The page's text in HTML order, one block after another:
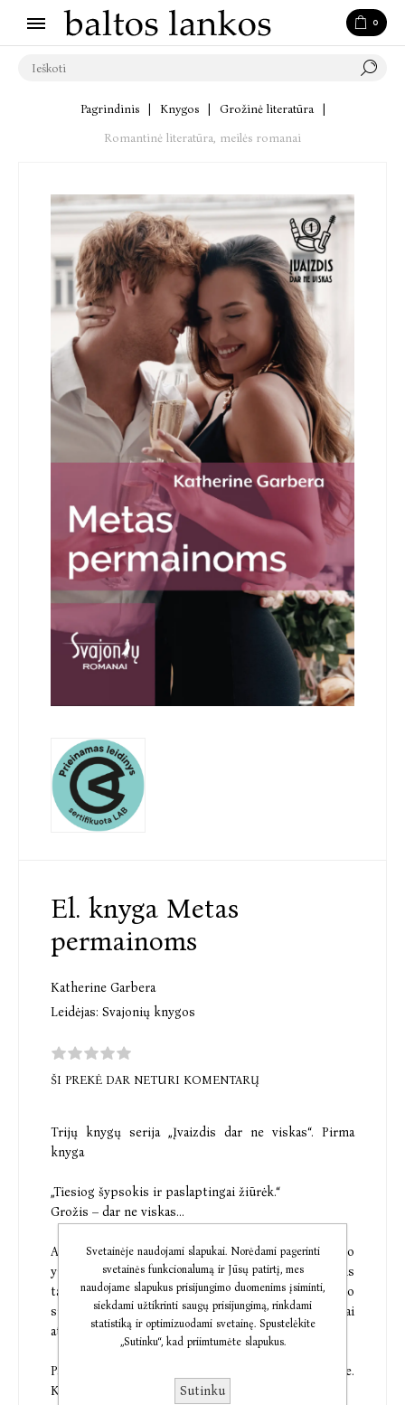
0
Pagrindinis Knygos Grožinė literatūra
Romantinė literatūra, meilės romanai
El. knyga Metas
permainoms
Katherine Garbera
Leidėjas: Svajonių knygos
ŠI PREKĖ DAR NETURI KOMENTARŲ
Trijų knygų serija „Įvaizdis dar ne viskas“. Pirma
knyga
„Tiesiog šypsokis ir paslaptingai žiūrėk.“
Grožis – dar ne viskas...
Alaus daryklos generalinis direktorius Dantė Ruso
yra paprastas, bet verslui staiga išpopuliarėjus jis
tampa priverstas keistis. Atvyksta įvaizdžio
specialistė Olivė, prieš daugelį metų žiauriai
atstūmusi jį universitete.
Pasikeitus situacijai Olivė susižavi naujuoju Dante.
Kas jos laukia toliau – kerštas ar įsižiebęs geismas?
Svetainėje naudojami slapukai. Norėdami pagerinti
svetainės funkcionalumą ir Jūsų patirtį, mes
naudojame slapukus prisijungimo duomenims įsiminti,
siekdami užtikrinti saugų prisijungimą, rinkdami
statistiką ir optimizuodami svetainę. Spustelėkite
„Sutinku“, kad priimtumėte slapukus.
Sutinku